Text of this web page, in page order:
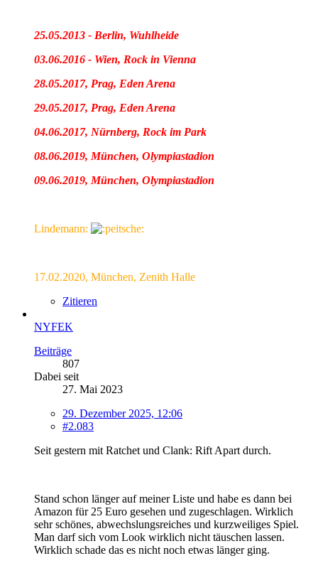
25.05.2013 - Berlin, Wuhlheide
03.06.2016 - Wien, Rock in Vienna
28.05.2017, Prag, Eden Arena
29.05.2017, Prag, Eden Arena
04.06.2017, Nürnberg, Rock im Park
08.06.2019, München, Olympiastadion
09.06.2019, München, Olympiastadion
Lindemann:
17.02.2020, München, Zenith Halle
Zitieren
NYFEK
Beiträge
807
Dabei seit
27. Mai 2023
29. Dezember 2025, 12:06
#2.083
Seit gestern mit Ratchet und Clank: Rift Apart durch.
Stand schon länger auf meiner Liste und habe es dann bei
Amazon für 25 Euro gesehen und zugeschlagen. Wirklich
sehr schönes, abwechslungsreiches und kurzweiliges Spiel.
Man darf sich vom Look wirklich nicht täuschen lassen.
Wirklich schade das es nicht noch etwas länger ging.